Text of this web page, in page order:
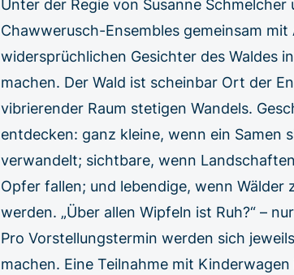
Unter der Regie von Susanne
Chawwerusch-Ensembles gemeinsam
widersprüchlichen Gesichter des Waldes
machen. Der Wald ist scheinbar Ort der
vibrierender Raum stetigen Wandels.
entdecken: ganz kleine, wenn ein Samen
verwandelt; sichtbare, wenn
Opfer fallen; und lebendige, wenn
werden. „Über allen Wipfeln ist Ruh?“ –
Pro Vorstellungstermin werden sich
machen. Eine Teilnahme mit